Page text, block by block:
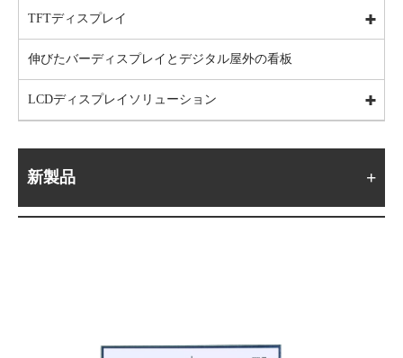
TFTディスプレイ
伸びたバーディスプレイとデジタル屋外の看板
LCDディスプレイソリューション
新製品